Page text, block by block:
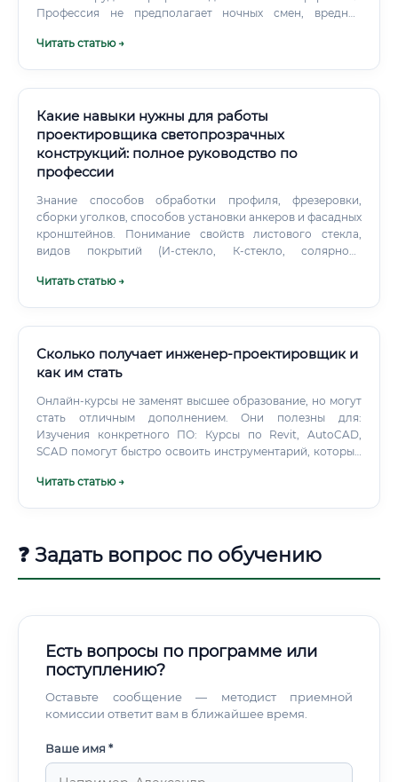
Профессия не предполагает ночных смен, вредных
Читать статью →
Какие навыки нужны для работы
проектировщика светопрозрачных
конструкций: полное руководство по
профессии
Знание способов обработки профиля, фрезеровки,
сборки уголков, способов установки анкеров и фасадных
кронштейнов. Понимание свойств листового стекла,
видов покрытий (И-стекло, К-стекло, солярное),
Читать статью →
Сколько получает инженер-проектировщик и
как им стать
Онлайн-курсы не заменят высшее образование, но могут
стать отличным дополнением. Они полезны для:
Изучения конкретного ПО: Курсы по Revit, AutoCAD,
SCAD помогут быстро освоить инструментарий, который
Читать статью →
❓ Задать вопрос по обучению
Есть вопросы по программе или
поступлению?
Оставьте сообщение — методист приемной
комиссии ответит вам в ближайшее время.
Ваше имя *